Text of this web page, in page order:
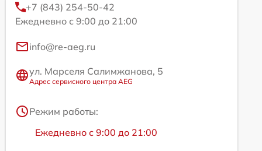
+7 (843) 254-50-42
Ежедневно с 9:00 до 21:00
info@re-aeg.ru
ул. Марселя Салимжанова, 5
Адрес сервисного центра AEG
Режим работы:
Ежедневно с 9:00 до 21:00